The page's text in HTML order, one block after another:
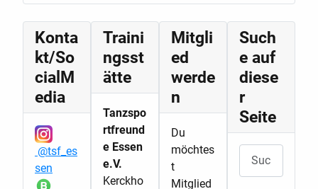
Konta
kt/So
cialM
edia
@tsf_es
sen
Traini
ngsst
ätte
Tanzspo
rtfreund
e Essen
e.V.
Kerckho
Mitgli
ed
werde
n
Du
möchtes
t
Mitglied
Such
e auf
diese
r
Seite